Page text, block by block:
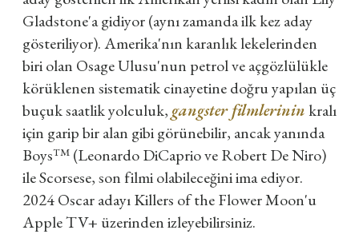
Gladstone'a gidiyor (aynı zamanda ilk kez aday
gösteriliyor). Amerika'nın karanlık lekelerinden
biri olan Osage Ulusu'nun petrol ve açgözlülükle
körüklenen sistematik cinayetine doğru yapılan üç
buçuk saatlik yolculuk, gangster filmlerinin kralı
için garip bir alan gibi görünebilir, ancak yanında
Boys™ (Leonardo DiCaprio ve Robert De Niro)
ile Scorsese, son filmi olabileceğini ima ediyor.
2024 Oscar adayı Killers of the Flower Moon'u
Apple TV+ üzerinden izleyebilirsiniz.